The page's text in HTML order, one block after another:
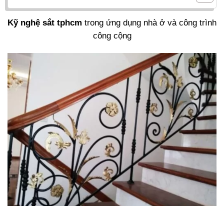
Kỹ nghệ sắt tphcm trong ứng dụng nhà ở và công trình
công cộng